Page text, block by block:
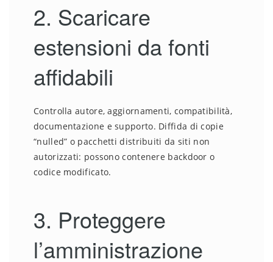
2. Scaricare
estensioni da fonti
affidabili
Controlla autore, aggiornamenti, compatibilità,
documentazione e supporto. Diffida di copie
“nulled” o pacchetti distribuiti da siti non
autorizzati: possono contenere backdoor o
codice modificato.
3. Proteggere
l’amministrazione